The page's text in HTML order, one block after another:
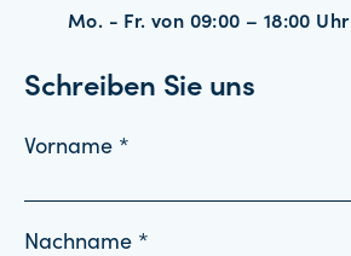
Mo. - Fr. von 09:00 – 18:00 Uhr
Schreiben Sie uns
Vorname *
Nachname *